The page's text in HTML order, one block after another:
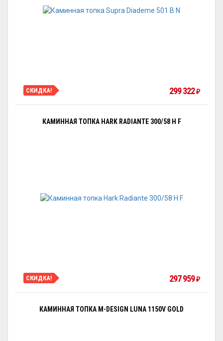
СКИДКА! 299 322 ₽
КАМИННАЯ ТОПКА HARK RADIANTE 300/58 H F
СКИДКА! 297 959 ₽
КАМИННАЯ ТОПКА M-DESIGN LUNA 1150V GOLD